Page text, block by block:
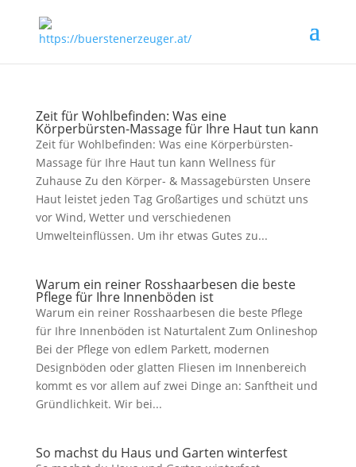
Zeit für Wohlbefinden: Was eine
Körperbürsten-Massage für Ihre Haut tun kann
Zeit für Wohlbefinden: Was eine Körperbürsten-
Massage für Ihre Haut tun kann Wellness für
Zuhause Zu den Körper- & Massagebürsten Unsere
Haut leistet jeden Tag Großartiges und schützt uns
vor Wind, Wetter und verschiedenen
Umwelteinflüssen. Um ihr etwas Gutes zu...
Warum ein reiner Rosshaarbesen die beste
Pflege für Ihre Innenböden ist
Warum ein reiner Rosshaarbesen die beste Pflege
für Ihre Innenböden ist Naturtalent Zum Onlineshop
Bei der Pflege von edlem Parkett, modernen
Designböden oder glatten Fliesen im Innenbereich
kommt es vor allem auf zwei Dinge an: Sanftheit und
Gründlichkeit. Wir bei...
So machst du Haus und Garten winterfest